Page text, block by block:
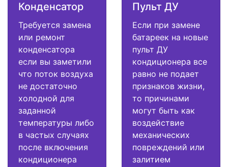
Конденсатор
Требуется замена
или ремонт
конденсатора
если вы заметили
что поток воздуха
не достаточно
холодной для
заданной
температуры либо
в частых случаях
после включения
кондиционера
Пульт ДУ
Если при замене
батареек на новые
пульт ДУ
кондиционера все
равно не подает
признаков жизни,
то причинами
могут быть как
воздействие
механических
повреждений или
залитием